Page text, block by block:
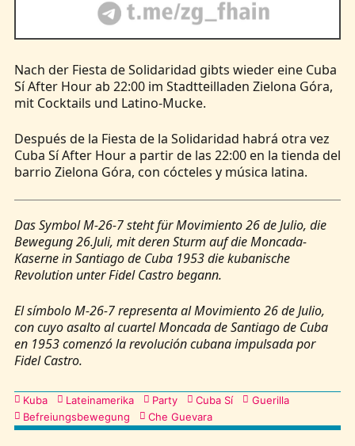
Nach der Fiesta de Solidaridad gibts wieder eine Cuba
Sí After Hour ab 22:00 im Stadtteilladen Zielona Góra,
mit Cocktails und Latino-Mucke.
Después de la Fiesta de la Solidaridad habrá otra vez
Cuba Sí After Hour a partir de las 22:00 en la tienda del
barrio Zielona Góra, con cócteles y música latina.
Das Symbol M-26-7 steht für Movimiento 26 de Julio, die
Bewegung 26.Juli, mit deren Sturm auf die Moncada-
Kaserne in Santiago de Cuba 1953 die kubanische
Revolution unter Fidel Castro begann.
El símbolo M-26-7 representa al Movimiento 26 de Julio,
con cuyo asalto al cuartel Moncada de Santiago de Cuba
en 1953 comenzó la revolución cubana impulsada por
Fidel Castro.
Kategorien
Kuba Lateinamerika Party Cuba Sí
Guerilla
Befreiungsbewegung
Che Guevara